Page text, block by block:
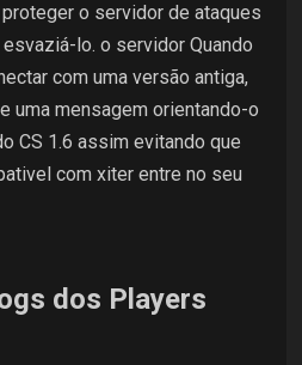
o servidor de ataques
lo. o servidor Quando
com uma versão antiga,
uma mensagem orientando-o
CS 1.6 assim evitando que
com xiter entre no seu
dos Players